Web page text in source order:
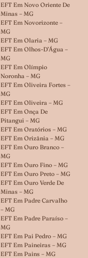
EFT Em Novo Oriente De
Minas – MG
EFT Em Novorizonte –
MG
EFT Em Olaria – MG
EFT Em Olhos-D’Água –
MG
EFT Em Olímpio
Noronha – MG
EFT Em Oliveira Fortes –
MG
EFT Em Oliveira – MG
EFT Em Onça De
Pitangui – MG
EFT Em Oratórios – MG
EFT Em Orizânia – MG
EFT Em Ouro Branco –
MG
EFT Em Ouro Fino – MG
EFT Em Ouro Preto – MG
EFT Em Ouro Verde De
Minas – MG
EFT Em Padre Carvalho
– MG
EFT Em Padre Paraíso –
MG
EFT Em Pai Pedro – MG
EFT Em Paineiras – MG
EFT Em Pains – MG